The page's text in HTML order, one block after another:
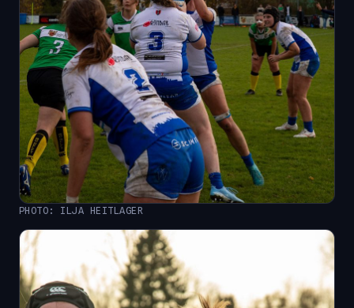
PHOTO: ILJA HEITLAGER